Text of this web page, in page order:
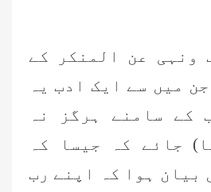
ونہی عن المنکر کے
میں سے ایک ادب یہ
کے سامنے ہرگز نہ
جائے کہ جیسا کہ
بیان ہوا کہ اپنے رب